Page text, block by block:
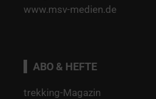
www.msv-medien.de
ABO & HEFTE
trekking-Magazin